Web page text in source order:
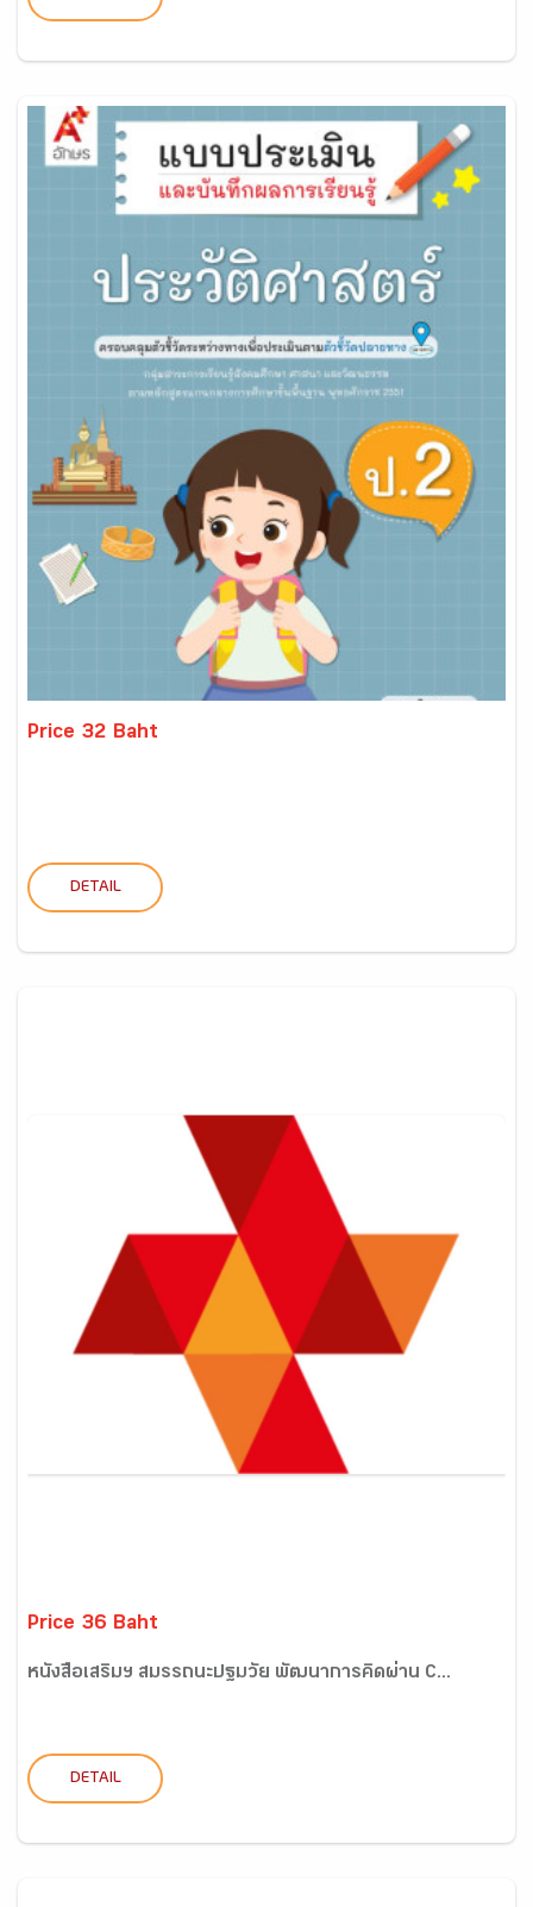
Price 32 Baht
DETAIL
Price 36 Baht
หนังสือเสริมฯ สมรรถนะปฐมวัย พัฒนาการคิดผ่าน C...
DETAIL